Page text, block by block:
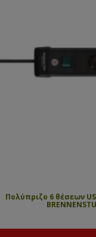
Πολύπριζο 6 θέσεων